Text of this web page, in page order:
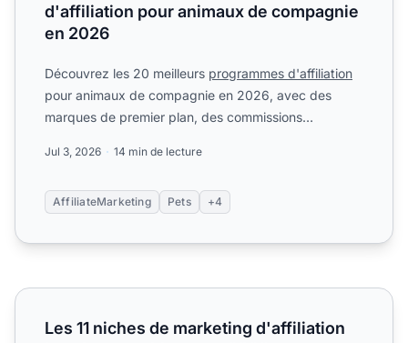
d'affiliation pour animaux de compagnie
en 2026
Découvrez les 20 meilleurs programmes d'affiliation
pour animaux de compagnie en 2026, avec des
marques de premier plan, des commissions
Jul 3, 2026 14 min de lecture
AffiliateMarketing Pets +4
Les 11 niches de marketing d'affiliation les plus rentables
Les 11 niches de marketing d'affiliation